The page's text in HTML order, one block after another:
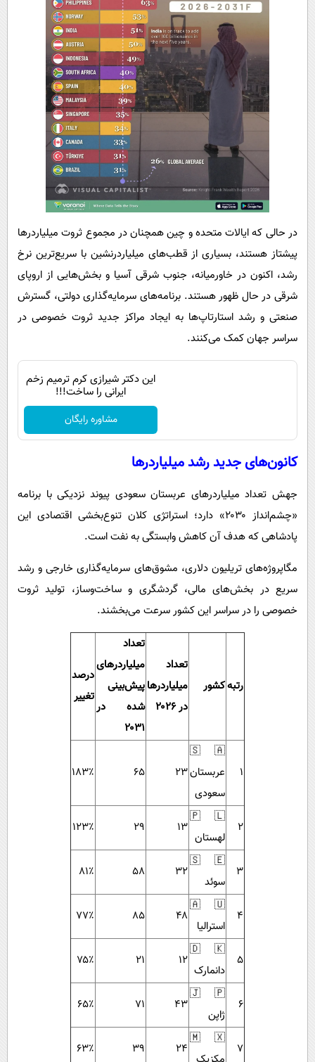
در حالی که ایالات متحده و چین همچنان در مجموع ثروت میلیاردرها
پیشتاز هستند، بسیاری از قطب‌های میلیاردرنشین با سریع‌ترین نرخ
رشد، اکنون در خاورمیانه، جنوب شرقی آسیا و بخش‌هایی از اروپای
شرقی در حال ظهور هستند. برنامه‌های سرمایه‌گذاری دولتی، گسترش
صنعتی و رشد استارتاپ‌ها به ایجاد مراکز جدید ثروت خصوصی در
سراسر جهان کمک می‌کنند.
این دکتر شیرازی کرم ترمیم زخم
ایرانی را ساخت!!!
مشاوره رایگان
کانون‌های جدید رشد میلیاردرها
جهش تعداد میلیاردرهای عربستان سعودی پیوند نزدیکی با برنامه
«چشم‌انداز ۲۰۳۰» دارد؛ استراتژی کلان تنوع‌بخشی اقتصادی این
پادشاهی که هدف آن کاهش وابستگی به نفت است.
مگاپروژه‌های تریلیون دلاری، مشوق‌های سرمایه‌گذاری خارجی و رشد
سریع در بخش‌های مالی، گردشگری و ساخت‌وساز، تولید ثروت
خصوصی را در سراسر این کشور سرعت می‌بخشند.
رتبهکشور
تعداد
میلیاردرها
در ۲۰۲۶
تعداد
میلیاردرهای
پیش‌بینی
شده در
۲۰۳۱
درصد
تغییر
۱
🇸🇦
عربستان
سعودی
۲۳ ۶۵ ۱۸۳٪
۲
🇵🇱
لهستان
۱۳ ۲۹ ۱۲۳٪
۳
🇸🇪
سوئد
۳۲ ۵۸ ۸۱٪
۴
🇦🇺
استرالیا
۴۸ ۸۵ ۷۷٪
۵
🇩🇰
دانمارک
۱۲ ۲۱ ۷۵٪
۶
🇯🇵
ژاپن
۴۳ ۷۱ ۶۵٪
۷
🇲🇽
۲۴ ۳۹ ۶۳٪